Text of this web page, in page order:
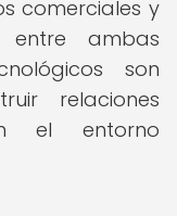
comerciales y
entre ambas
son
relaciones
el entorno